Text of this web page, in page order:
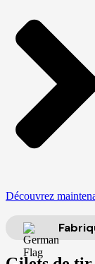
Découvrez